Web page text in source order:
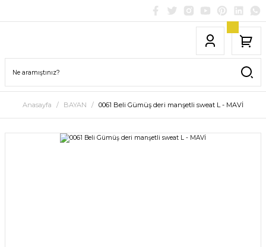
Anasayfa BAYAN 0061 Beli Gümüş deri manşetli sweat L - MAVİ